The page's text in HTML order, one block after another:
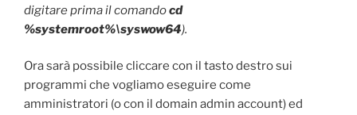
digitare prima il comandocd
%systemroot%\syswow64).
Ora sarà possibile cliccare con il tasto destro sui
programmi che vogliamo eseguire come
amministratori (o con il domain admin account) ed